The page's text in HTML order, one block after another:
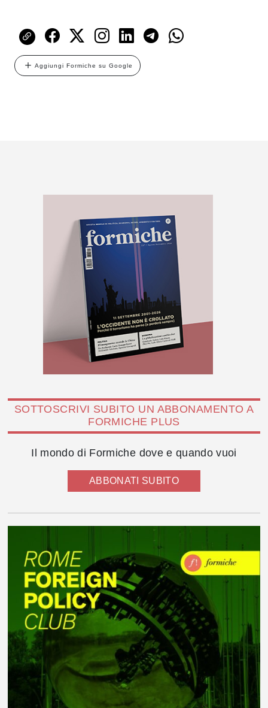
Aggiungi Formiche su Google
SOTTOSCRIVI SUBITO UN ABBONAMENTO A
FORMICHE PLUS
Il mondo di Formiche dove e quando vuoi
ABBONATI SUBITO